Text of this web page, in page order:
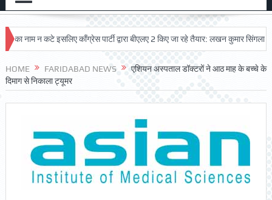
नाम न कटे इसलिए काँग्रेस पार्टी द्वारा बीएलए 2 किए जा रहे तैयार: लखन कुमार सिंगला
HOME FARIDABAD NEWS
एशियन अस्पताल डॉक्टरों ने आठ माह के बच्चे के
दिमाग से निकाला ट्यूमर